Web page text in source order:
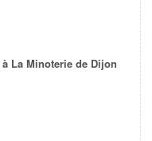
à La Minoterie de Dijon